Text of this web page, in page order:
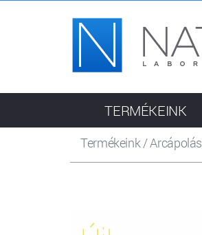
Termékeink/Arcápolás
TERMÉKEINK